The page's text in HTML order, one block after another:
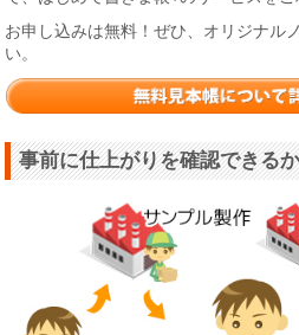
お申し込みは無料！ぜひ、オリジナル
い。
事前に仕上がりを確認できる